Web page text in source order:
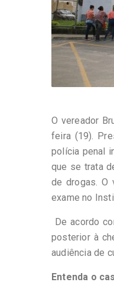
O vereador
feira (19).
polícia penal
que se trata
de drogas. O
exame no
De acordo
posterior à
audiência de
Entenda o